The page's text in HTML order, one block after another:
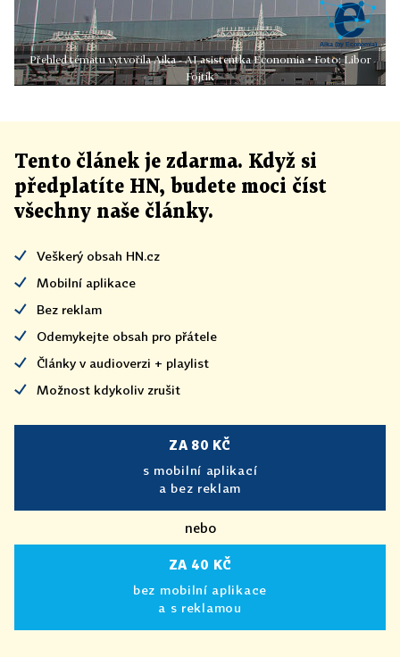
Přehled tématu vytvořila Aika - AI asistentka Economia • Foto: Libor
Fojtík
Tento článek je zdarma. Když si
předplatíte HN, budete moci číst
všechny naše články.
Veškerý obsah HN.cz
Mobilní aplikace
Bez reklam
Odemykejte obsah pro přátele
Články v audioverzi + playlist
Možnost kdykoliv zrušit
ZA 80 KČ
s mobilní aplikací
a bez reklam
nebo
ZA 40 KČ
bez mobilní aplikace
a s reklamou